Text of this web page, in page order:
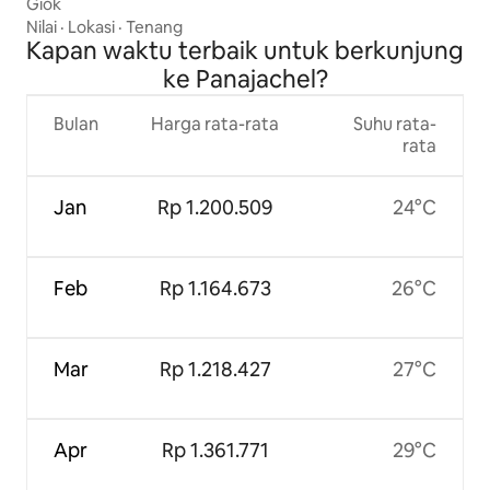
Nilai · Lokasi · Tenang
Kapan waktu terbaik untuk berkunjung
ke Panajachel?
Bulan
Jan
Feb
Mar
Apr
Harga rata-rata
Rp 1.200.509
Rp 1.164.673
Rp 1.218.427
Rp 1.361.771
Suhu rata-
rata
24°C
26°C
27°C
29°C